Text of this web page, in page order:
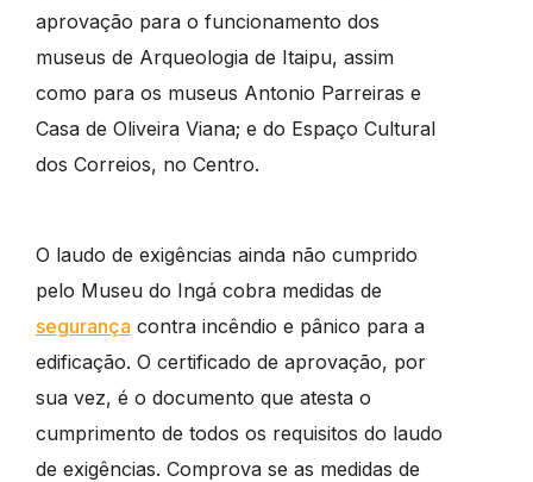
aprovação para o funcionamento dos
museus de Arqueologia de Itaipu, assim
como para os museus Antonio Parreiras e
Casa de Oliveira Viana; e do Espaço Cultural
dos Correios, no Centro.
O laudo de exigências ainda não cumprido
pelo Museu do Ingá cobra medidas de
segurança contra incêndio e pânico para a
edificação. O certificado de aprovação, por
sua vez, é o documento que atesta o
cumprimento de todos os requisitos do laudo
de exigências. Comprova se as medidas de